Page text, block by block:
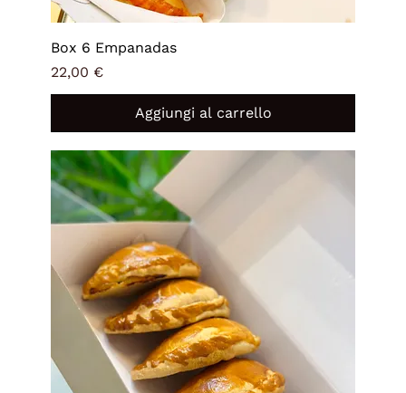
Box 6 Empanadas
Prezzo
22,00 €
Aggiungi al carrello